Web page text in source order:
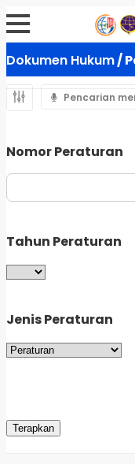
Dokumen Hukum/
Pencarian
Nomor Peraturan
Tahun Peraturan
Jenis Peraturan